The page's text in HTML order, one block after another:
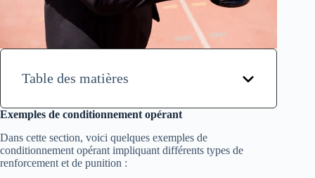
Table des matières
Exemples de conditionnement opérant
Dans cette section, voici quelques exemples de
conditionnement opérant impliquant différents types de
renforcement et de punition :